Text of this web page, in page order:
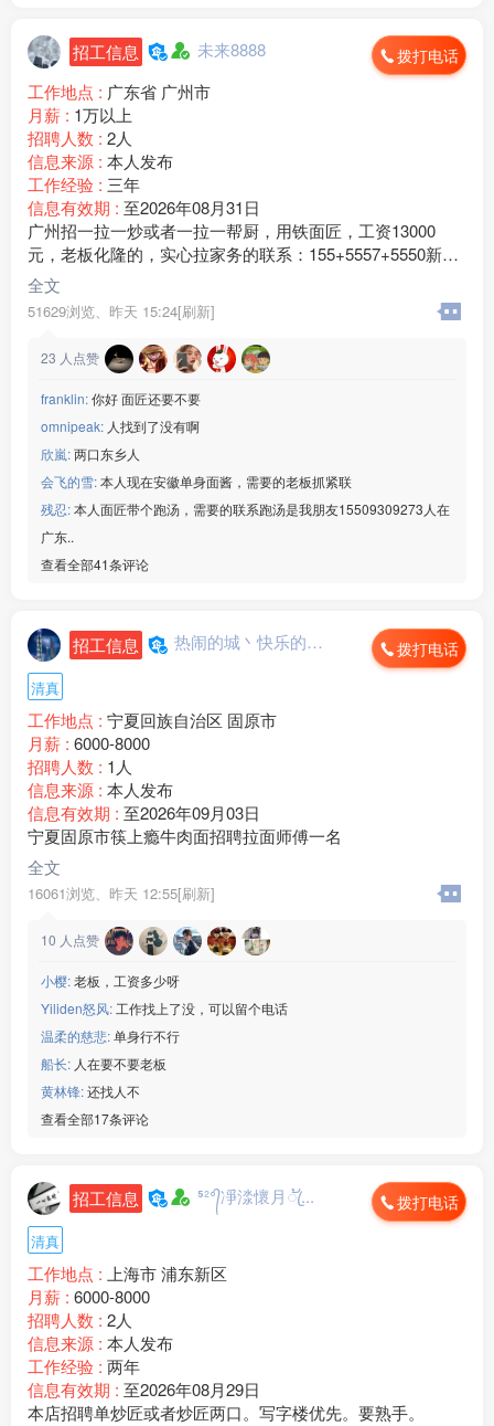
招工信息 未来8888 拨打电话
工作地点 : 广东省 广州市
月薪 : 1万以上
招聘人数 : 2人
信息来源 : 本人发布
工作经验 : 三年
信息有效期 : 至2026年08月31日
广州招一拉一炒或者一拉一帮厨，用铁面匠，工资13000
元，老板化隆的，实心拉家务的联系：155+5557+5550新手
勿扰，青海人优先
全文
51629浏览、 昨天 15:24[刷新]
23 人点赞
franklin:你好 面匠还要不要
omnipeak: 人找到了没有啊
欣嵐:两口东乡人
会飞的雪:本人现在安徽单身面酱，需要的老板抓紧联
残忍:本人面匠带个跑汤，需要的联系跑汤是我朋友15509309273人在
广东..
查看全部41条评论
招工信息 热闹的城丶快乐的心... 拨打电话
清真
工作地点 : 宁夏回族自治区 固原市
月薪 : 6000-8000
招聘人数 : 1人
信息来源 : 本人发布
信息有效期 : 至2026年09月03日
宁夏固原市筷上瘾牛肉面招聘拉面师傅一名
全文
16061浏览、 昨天 12:55[刷新]
10 人点赞
小樱:老板，工资多少呀
Yiliden怒风: 工作找上了没，可以留个电话
温柔的慈悲:单身行不行
船长: 人在要不要老板
黄林锋:还找人不
查看全部17条评论
招工信息 ⁵²ᐤ᭄凈渁懷月ꦿ້... 拨打电话
清真
工作地点 : 上海市 浦东新区
月薪 : 6000-8000
招聘人数 : 2人
信息来源 : 本人发布
工作经验 : 两年
信息有效期 : 至2026年08月29日
本店招聘单炒匠或者炒匠两口。写字楼优先。要熟手。